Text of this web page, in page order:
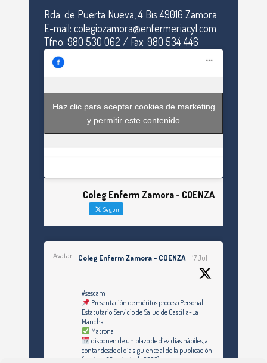
Rda. de Puerta Nueva, 4 Bis 49016 Zamora
E-mail: colegiozamora@enfermeriacyl.com
Tfno: 980 530 062 / Fax: 980 534 446
Haz clic para aceptar cookies de marketing
y permitir este contenido
Coleg Enferm Zamora - COENZA
Seguir
Avatar Coleg Enferm Zamora - COENZA 17 Jul
#sescam
Presentación de méritos proceso Personal
Estatutario Servicio de Salud de Castilla-La
Mancha
Matrona
disponen de un plazo de diez días hábiles, a
contar desde el día siguiente al de la publicación
(hasta el 30 de julio de 2026)